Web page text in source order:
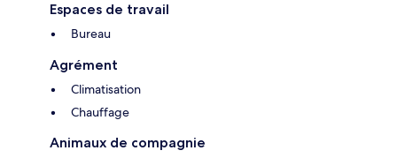
Espaces de travail
Bureau
Agrément
Climatisation
Chauffage
Animaux de compagnie